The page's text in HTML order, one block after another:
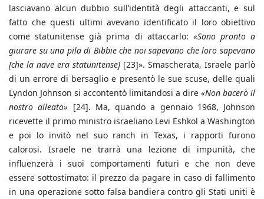
lasciavano alcun dubbio sull’identità degli attaccanti, e sul
fatto che questi ultimi avevano identificato il loro obiettivo
come statunitense già prima di attaccarlo: «Sono pronto a
giurare su una pila di Bibbie che noi sapevano che loro sapevano
[che la nave era statunitense][23]». Smascherata, Israele parlò
di un errore di bersaglio e presentò le sue scuse, delle quali
Lyndon Johnson si accontentò limitandosi a dire «Non bacerò il
nostro alleato» [24]. Ma, quando a gennaio 1968, Johnson
ricevette il primo ministro israeliano Levi Eshkol a Washington
e poi lo invitò nel suo ranch in Texas, i rapporti furono
calorosi. Israele ne trarrà una lezione di impunità, che
influenzerà i suoi comportamenti futuri e che non deve
essere sottostimato: il prezzo da pagare in caso di fallimento
in una operazione sotto falsa bandiera contro gli Stati uniti è